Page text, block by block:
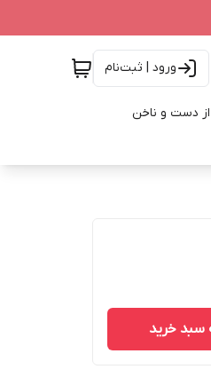
ورود | ثبت‌نام
دست و ناخن
سبد خرید